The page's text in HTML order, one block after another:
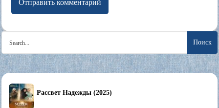
Search
for:
Рассвет Надежды (2025)